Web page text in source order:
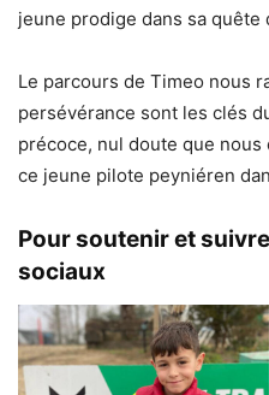
jeune prodige dans sa quête
Le parcours de Timeo nous
persévérance sont les clés
précoce, nul doute que
ce jeune pilote peyniéren
Pour soutenir et
sociaux